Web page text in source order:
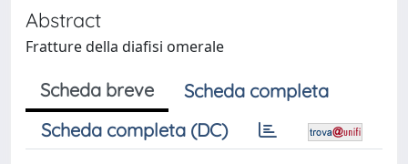
Abstract
Fratture della diafisi omerale
Scheda breve
Scheda completa
Scheda completa (DC)